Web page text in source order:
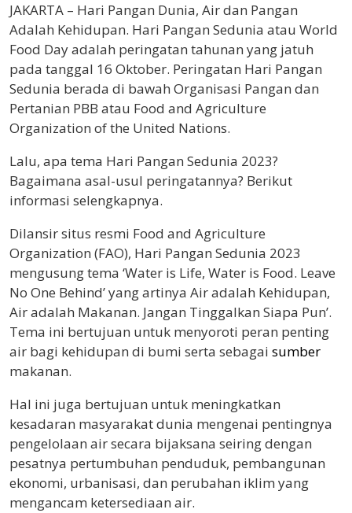
JAKARTA – Hari Pangan Dunia, Air dan Pangan
Adalah Kehidupan. Hari Pangan Sedunia atau World
Food Day adalah peringatan tahunan yang jatuh
pada tanggal 16 Oktober. Peringatan Hari Pangan
Sedunia berada di bawah Organisasi Pangan dan
Pertanian PBB atau Food and Agriculture
Organization of the United Nations.
Lalu, apa tema Hari Pangan Sedunia 2023?
Bagaimana asal-usul peringatannya? Berikut
informasi selengkapnya.
Dilansir situs resmi Food and Agriculture
Organization (FAO), Hari Pangan Sedunia 2023
mengusung tema ‘Water is Life, Water is Food. Leave
No One Behind’ yang artinya Air adalah Kehidupan,
Air adalah Makanan. Jangan Tinggalkan Siapa Pun’.
Tema ini bertujuan untuk menyoroti peran penting
air bagi kehidupan di bumi serta sebagai sumber
makanan.
Hal ini juga bertujuan untuk meningkatkan
kesadaran masyarakat dunia mengenai pentingnya
pengelolaan air secara bijaksana seiring dengan
pesatnya pertumbuhan penduduk, pembangunan
ekonomi, urbanisasi, dan perubahan iklim yang
mengancam ketersediaan air.